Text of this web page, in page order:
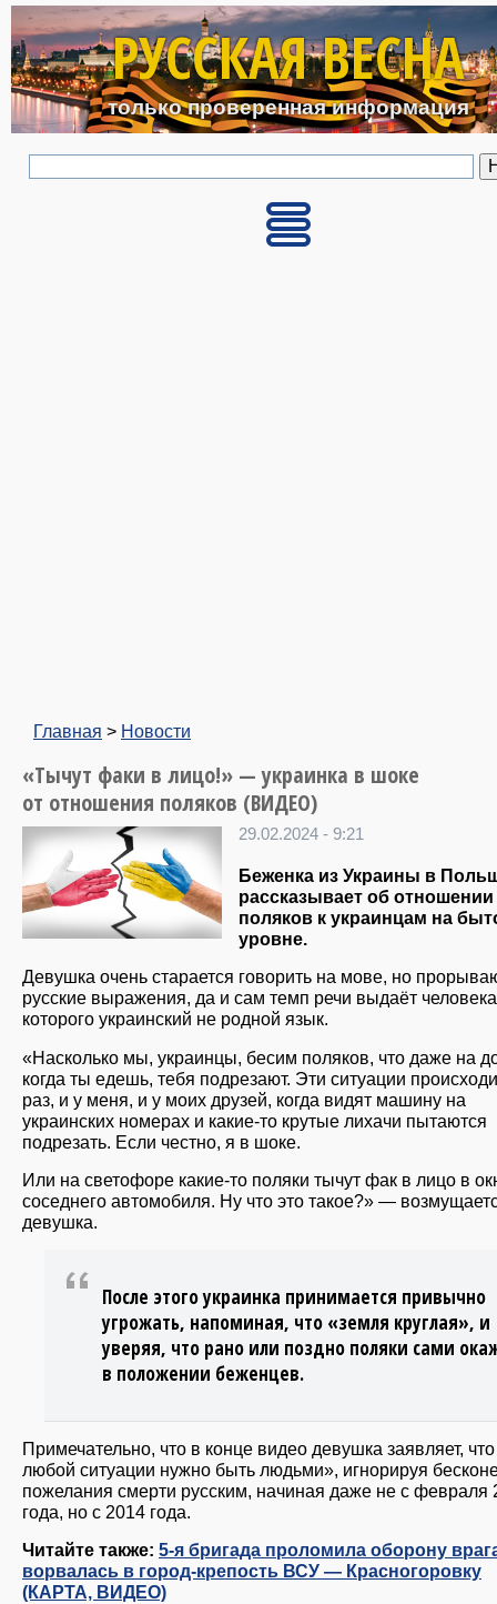
Перейти к основному
РУССКАЯ ВЕСНА
только проверенная информация
Главная > Новости
«Тычут факи в лицо!» — украинка в шоке
от отношения поляков (ВИДЕО)
29.02.2024 - 9:21
Беженка из Украины в
рассказывает об отношении
поляков к украинцам на
уровне.
Девушка очень старается говорить на мове, но
русские выражения, да и сам темп речи выдаёт
которого украинский не родной язык.
«Насколько мы, украинцы, бесим поляков, что даже на
когда ты едешь, тебя подрезают. Эти ситуации
раз, и у меня, и у моих друзей, когда видят машину на
украинских номерах и какие-то крутые лихачи пытаются
подрезать. Если честно, я в шоке.
Или на светофоре какие-то поляки тычут фак в лицо в
соседнего автомобиля. Ну что это такое?» —
девушка.
После этого украинка принимается привычно
угрожать, напоминая, что «земля круглая», и
уверяя, что рано или поздно поляки сами
в положении беженцев.
Примечательно, что в конце видео девушка заявляет,
любой ситуации нужно быть людьми», игнорируя
пожелания смерти русским, начиная даже не с февраля
года, но с 2014 года.
Читайте также: 5-я бригада проломила оборону
ворвалась в город-крепость ВСУ — Красногоровку
(КАРТА, ВИДЕО)